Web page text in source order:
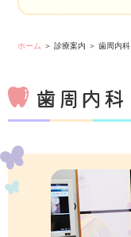
ホーム ＞ 診療案内 ＞ 歯周内科
歯周内科